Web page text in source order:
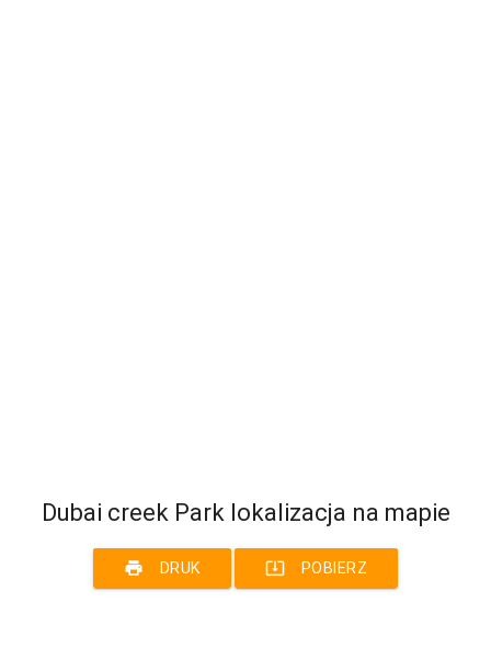
Dubai creek Park lokalizacja na mapie
print DRUK system_update_alt POBIERZ